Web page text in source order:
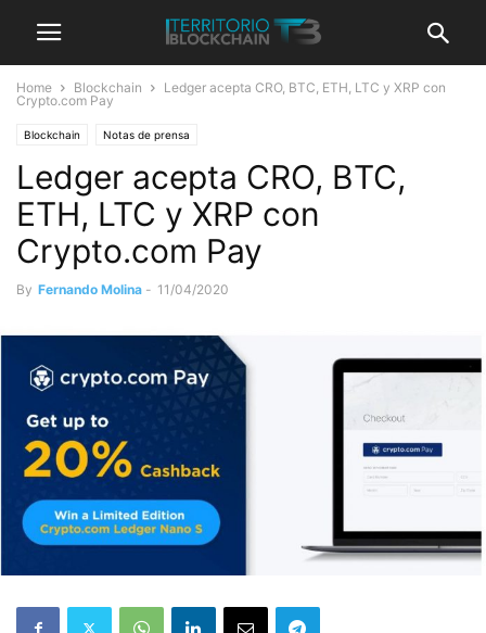
Home Blockchain
Ledger acepta CRO, BTC, ETH, LTC y XRP con
Crypto.com Pay
Blockchain Notas de prensa
Ledger acepta CRO, BTC,
ETH, LTC y XRP con
Crypto.com Pay
By Fernando Molina - 11/04/2020